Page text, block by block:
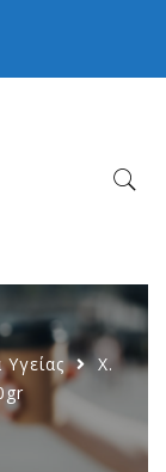
Υγείας
Χ.